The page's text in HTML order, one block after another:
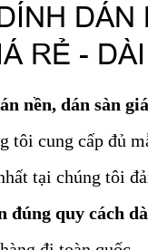
DÁN
RẺ -
nền, dán sàn
tôi cung cấp đủ
tại chúng tôi
đúng quy cách